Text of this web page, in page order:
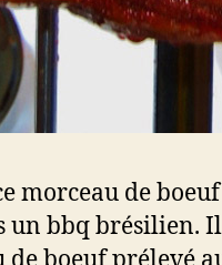
morceau de
un bbq brésilien.